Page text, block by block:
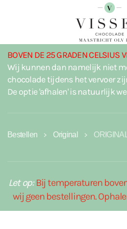
Terug naar hoofdinhoud
BOVEN DE 25 GRADEN CELSIUS
Wij kunnen dan namelijk niet
chocolade tijdens het vervoer
De optie 'afhalen' is natuurlijk
Bestellen Original ORIGINAL
Let op:Bij temperaturen
wij geen bestellingen.